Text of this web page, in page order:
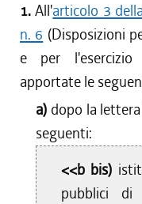
dal 04/12/2014 al
dal 08/08/2014 al
dal 03/07/2014 al
dal 12/12/2013 al
dal 01/09/2013 al
dal 16/04/2013 al
dal 01/01/2013 al
dal 29/12/2012 al
dal 18/10/2012 al
1.All'articolo 3
n. 6 (Disposizioni
e per l'esercizio
apportate le
a) dopo la
seguenti:
<<b bis)
pubblici di